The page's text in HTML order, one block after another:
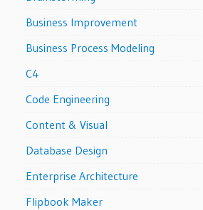
Business Improvement
Business Process Modeling
C4
Code Engineering
Content & Visual
Database Design
Enterprise Architecture
Flipbook Maker